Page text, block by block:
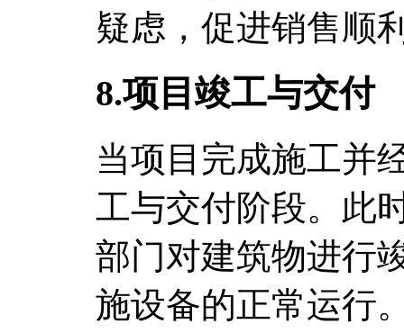
疑虑，促进销售顺
8.项目竣工与交付
当项目完成施工并
工与交付阶段。此
部门对建筑物进行
施设备的正常运行